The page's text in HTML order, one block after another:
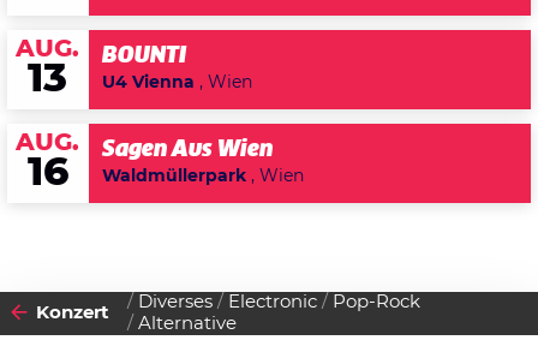
AUG.
13
BOUNTI
U4 Vienna , Wien
AUG.
16
Sagen Aus Wien
Waldmüllerpark , Wien
Konzert
Diverses Electronic
Pop-Rock
Alternative